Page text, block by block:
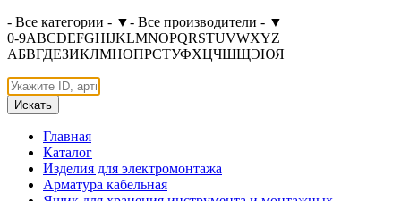
- Все категории - ▼- Все производители - ▼
0-9ABCDEFGHIJKLMNOPQRSTUVWXYZ
АБВГДЕЗИКЛМНОПРСТУФХЦЧШЩЭЮЯ
Искать
Главная
Каталог
Изделия для электромонтажа
Арматура кабельная